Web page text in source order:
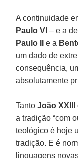
A continuidade
Paulo VI – e a
Paulo II
e a
um dado de
consequência,
absolutamente
TantoJoão XXIII
a tradição “com
teológico é hoje
tradição. E é
linguagens